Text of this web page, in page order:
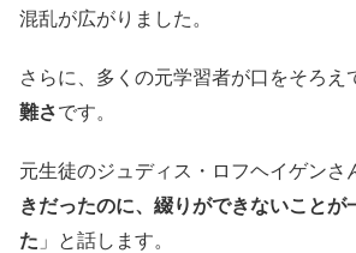
混乱が広がりました。
さらに、多くの元学習者が口をそろえ
難さです。
元生徒のジュディス・ロフヘイゲンさ
きだったのに、綴りができないことが
た 」と話します。